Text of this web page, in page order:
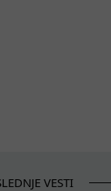
VESTI